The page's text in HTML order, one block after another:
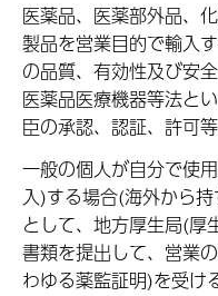
医薬品、医薬部外品、
製品を営業目的で輸入
の品質、有効性及び安
医薬品医療機器等法と
臣の承認、認証、許可
一般の個人が自分で使
入)する場合(海外から
として、地方厚生局(厚
書類を提出して、営業
わゆる薬監証明)を受け